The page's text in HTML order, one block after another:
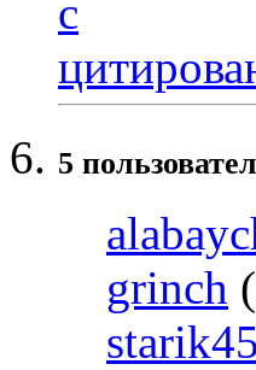
5
grinch
starik45